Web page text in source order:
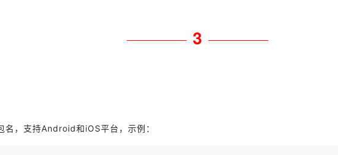
3
，支持Android和iOS平台，示例：